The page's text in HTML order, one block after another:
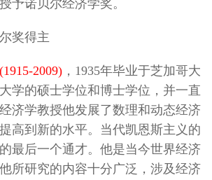
予诺贝尔经济学奖。
奖得主
2009) ，1935年毕业于芝加哥大
学的硕士学位和博士学位，并一直
济学教授他发展了数理和动态经济
高到新的水平。当代凯恩斯主义的
最后一个通才。他是当今世界经济
所研究的内容十分广泛，涉及经济